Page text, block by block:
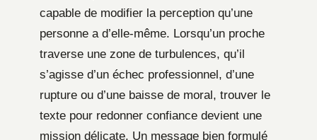
capable de modifier la perception qu’une
personne a d’elle-même. Lorsqu’un proche
traverse une zone de turbulences, qu’il
s’agisse d’un échec professionnel, d’une
rupture ou d’une baisse de moral, trouver le
texte pour redonner confiance devient une
mission délicate. Un message bien formulé